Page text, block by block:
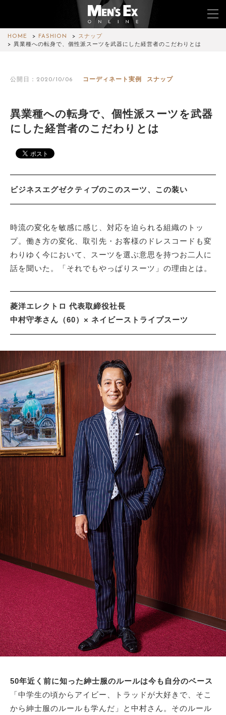
HOME FASHION
スナップ
異業種への転身で、個性派スーツを武器にした経営者のこだわりとは
公開日：2020/10/06 コーディネート実例 スナップ
異業種への転身で、個性派スーツを武器
にした経営者のこだわりとは
ビジネスエグゼクティブのこのスーツ、この装い
時流の変化を敏感に感じ、対応を迫られる組織のトッ
プ。働き方の変化、取引先・お客様のドレスコードも変
わりゆく今において、スーツを選ぶ意思を持つお二人に
話を聞いた。「それでもやっぱりスーツ」の理由とは。
菱洋エレクトロ 代表取締役社長
中村守孝さん（60）× ネイビーストライプスーツ
50年近く前に知った紳士服のルールは今も自分のベース
「中学生の頃からアイビー、トラッドが大好きで、そこ
から紳士服のルールも学んだ」と中村さん。そのルール
WATCH
CAR&BIKE
LIFESTYLE
ABOUT SITE
サイトマップ